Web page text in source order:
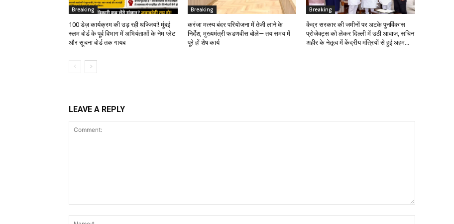
Breaking
100 डेज़ कार्यक्रम की उड़ रही धज्जियां! मुंबई
स्लम बोर्ड के पूर्व विभाग में अभियंताओं के नेम प्लेट
और सूचना बोर्ड तक गायब
Breaking
करंजा मत्स्य बंदर परियोजना में तेजी लाने के
निर्देश, मुख्यमंत्री फडणवीस बोले— तय समय में
पूरे हों शेष कार्य
Breaking
केंद्र सरकार की जमीनों पर अटके पुनर्विकास
प्रोजेक्ट्स को लेकर दिल्ली में उठी आवाज, सचिन
अहीर के नेतृत्व में केंद्रीय मंत्रियों से हुई अहम...
LEAVE A REPLY